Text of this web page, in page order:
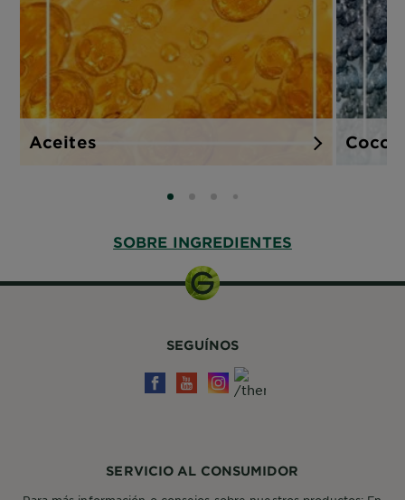
Aceites Coco
SLIDE 0
SLIDE 1
SLIDE 2
SLIDE 3
SOBRE INGREDIENTES
SERVICIO AL CONSUMIDOR
SEGUÍNOS